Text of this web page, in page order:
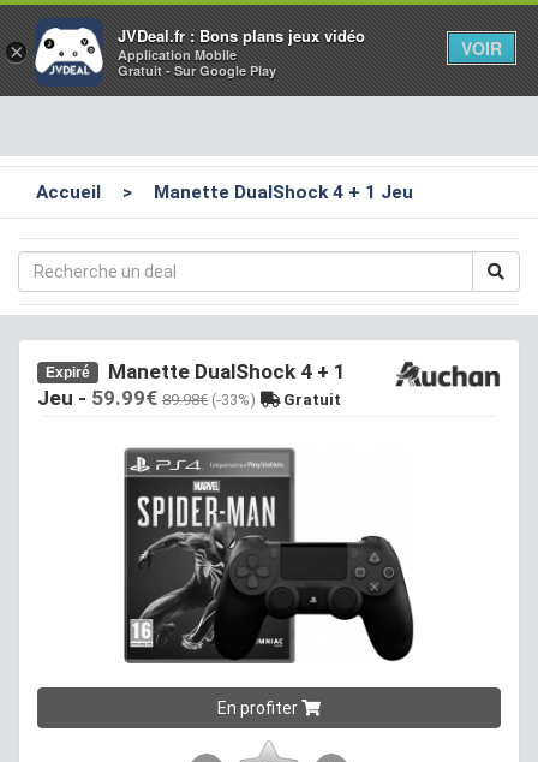
×
JVDeal.fr : Bons plans jeux vidéo
Application Mobile
Gratuit - Sur Google Play
VOIR
Accueil > Manette DualShock 4 + 1 Jeu
Expiré
Manette DualShock 4 + 1
Jeu - 59.99€ 89.98€ (-33%) Gratuit
En profiter